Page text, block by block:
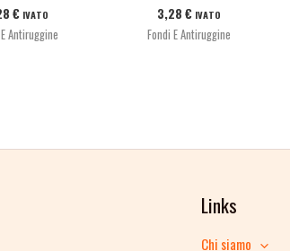
€ IVATO
Antiruggine
3,28€ IVATO
Fondi E Antiruggine
Links
Chi siamo